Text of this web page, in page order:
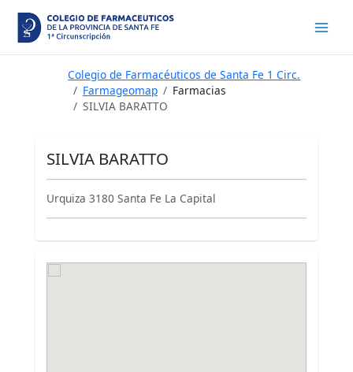
contenido
Colegio de Farmacéuticos de Santa Fe 1 Circ.
Farmageomap
Farmacias
SILVIA BARATTO
SILVIA BARATTO
Urquiza 3180 Santa Fe La Capital